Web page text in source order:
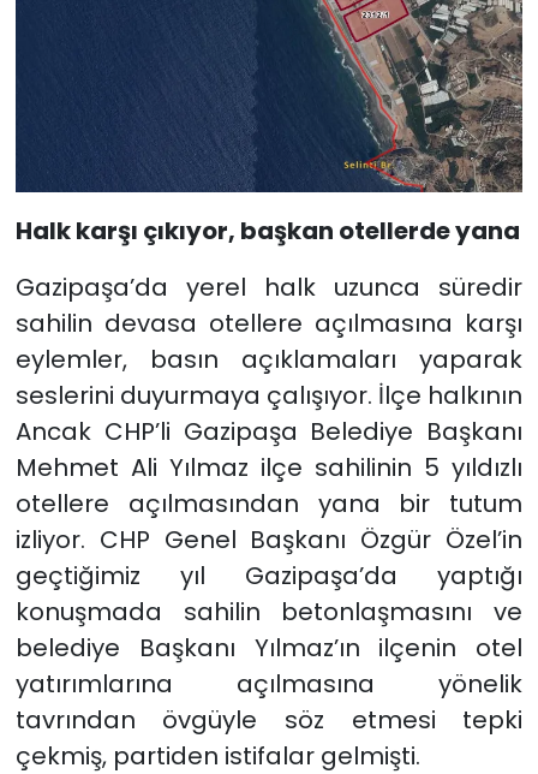
Halk karşı çıkıyor, başkan otellerde yana
Gazipaşa’da yerel halk uzunca süredir
sahilin devasa otellere açılmasına karşı
eylemler, basın açıklamaları yaparak
seslerini duyurmaya çalışıyor. İlçe halkının
Ancak CHP’li Gazipaşa Belediye Başkanı
Mehmet Ali Yılmaz ilçe sahilinin 5 yıldızlı
otellere açılmasından yana bir tutum
izliyor. CHP Genel Başkanı Özgür Özel’in
geçtiğimiz yıl Gazipaşa’da yaptığı
konuşmada sahilin betonlaşmasını ve
belediye Başkanı Yılmaz’ın ilçenin otel
yatırımlarına açılmasına yönelik
tavrından övgüyle söz etmesi tepki
çekmiş, partiden istifalar gelmişti.